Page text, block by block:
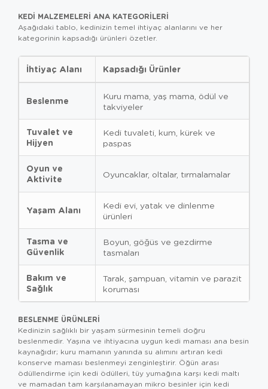
KEDI MALZEMELERI ANA KATEGORILERI
Aşağıdaki tablo, kedinizin temel ihtiyaç alanlarını ve her
kategorinin kapsadığı ürünleri özetler.
İhtiyaç Alanı Kapsadığı Ürünler
Beslenme
Kuru mama, yaş mama, ödül ve
takviyeler
Tuvalet ve
Hijyen
Kedi tuvaleti, kum, kürek ve
paspas
Oyun ve
Aktivite
Oyuncaklar, oltalar, tırmalamalar
Yaşam Alanı
Kedi evi, yatak ve dinlenme
ürünleri
Tasma ve
Güvenlik
Boyun, göğüs ve gezdirme
tasmaları
Bakım ve
Sağlık
Tarak, şampuan, vitamin ve parazit
koruması
BESLENME ÜRÜNLERI
Kedinizin sağlıklı bir yaşam sürmesinin temeli doğru
beslenmedir. Yaşına ve ihtiyacına uygun kedi maması ana besin
kaynağıdır; kuru mamanın yanında su alımını artıran kedi
konserve maması beslenmeyi zenginleştirir. Öğün arası
ödüllendirme için kedi ödülleri, tüy yumağına karşı kedi maltı
ve mamadan tam karşılanamayan mikro besinler için kedi